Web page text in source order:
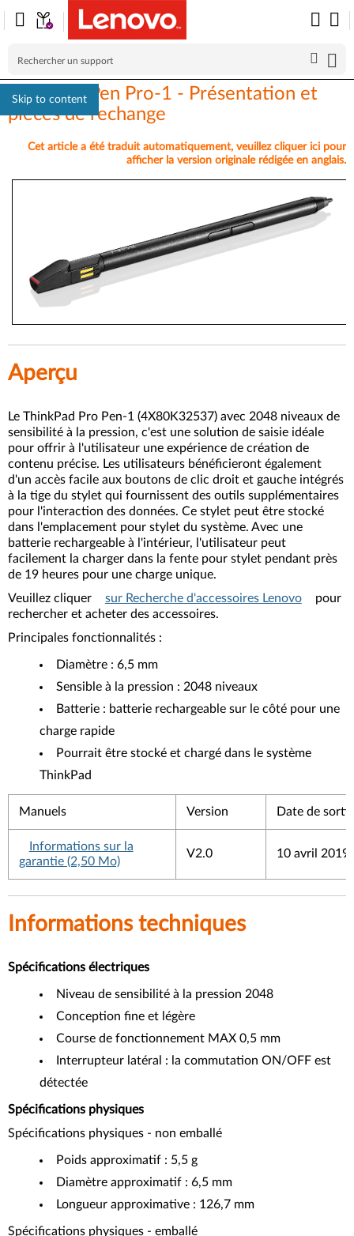
Skip to content
ThinkPad Pen Pro-1 - Présentation et
pièces de rechange
Cet article a été traduit automatiquement, veuillez cliquer ici pour
afficher la version originale rédigée en anglais.
Aperçu
Le ThinkPad Pro Pen-1 (4X80K32537) avec 2048 niveaux de
sensibilité à la pression, c'est une solution de saisie idéale
pour offrir à l'utilisateur une expérience de création de
contenu précise. Les utilisateurs bénéficieront également
d'un accès facile aux boutons de clic droit et gauche intégrés
à la tige du stylet qui fournissent des outils supplémentaires
pour l'interaction des données. Ce stylet peut être stocké
dans l'emplacement pour stylet du système. Avec une
batterie rechargeable à l'intérieur, l'utilisateur peut
facilement la charger dans la fente pour stylet pendant près
de 19 heures pour une charge unique.
Veuillez cliquer
sur Recherche d'accessoires Lenovo
pour
rechercher et acheter des accessoires.
Principales fonctionnalités :
Diamètre : 6,5 mm
Sensible à la pression : 2048 niveaux
Batterie : batterie rechargeable sur le côté pour une
charge rapide
Pourrait être stocké et chargé dans le système
ThinkPad
Manuels Version Date de sortie
Informations sur la
garantie (2,50 Mo)
V2.0 10 avril 2019
Informations techniques
Spécifications électriques
Niveau de sensibilité à la pression 2048
Conception fine et légère
Course de fonctionnement MAX 0,5 mm
Interrupteur latéral : la commutation ON/OFF est
détectée
Spécifications physiques
Spécifications physiques - non emballé
Poids approximatif : 5,5 g
Diamètre approximatif : 6,5 mm
Longueur approximative : 126,7 mm
Spécifications physiques - emballé